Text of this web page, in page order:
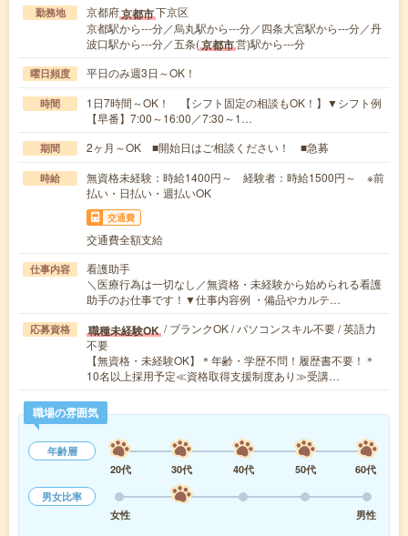
勤務地 京都府京都市下京区
京都駅から---分／烏丸駅から---分／四条大宮駅から---分／丹
波口駅から---分／五条(京都市営)駅から---分
曜日頻度 平日のみ週3日～OK！
時間
1日7時間～OK！ 【シフト固定の相談もOK！】▼シフト例
【早番】7:00～16:00／7:30～1…
期間 2ヶ月～OK ■開始日はご相談ください！ ■急募
時給
無資格未経験：時給1400円～ 経験者：時給1500円～ ※前
払い・日払い・週払いOK
交通費
交通費全額支給
仕事内容
看護助手
＼医療行為は一切なし／無資格・未経験から始められる看護
助手のお仕事です！▼仕事内容例 ・備品やカルテ…
応募資格 職種未経験OK / ブランクOK / パソコンスキル不要 / 英語力
不要
【無資格・未経験OK】＊年齢・学歴不問！履歴書不要！＊
10名以上採用予定≪資格取得支援制度あり≫受講…
職場の雰囲気
年齢層
20代
30代 40代 50代
60代
男女比率
女性
男性